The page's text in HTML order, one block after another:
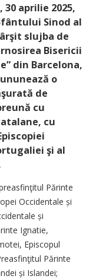
aprilie 2025,
Sinod al
slujba de
Bisericii
din Barcelona,
o
de
cu
cu
şi al
Părinte
Occidentale și
și
Ignatie,
Episcopul
Părinte
și Islandei;